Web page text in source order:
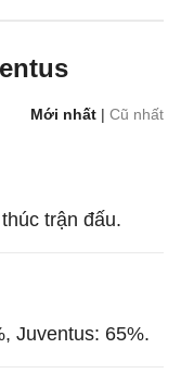
Mới nhất | Cũ nhất
trận đấu.
Juventus: 65%.